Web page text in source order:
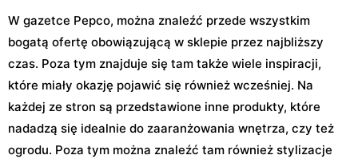
W gazetce Pepco, można znaleźć przede wszystkim
bogatą ofertę obowiązującą w sklepie przez najbliższy
czas. Poza tym znajduje się tam także wiele inspiracji,
które miały okazję pojawić się również wcześniej. Na
każdej ze stron są przedstawione inne produkty, które
nadadzą się idealnie do zaaranżowania wnętrza, czy też
ogrodu. Poza tym można znaleźć tam również stylizacje